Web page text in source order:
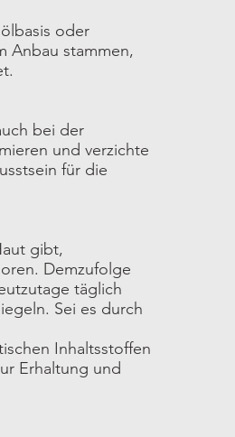
oder
Anbau stammen,
bei der
und verzichte
für die
gibt,
Demzufolge
täglich
Sei es durch
Inhaltsstoffen
Erhaltung und